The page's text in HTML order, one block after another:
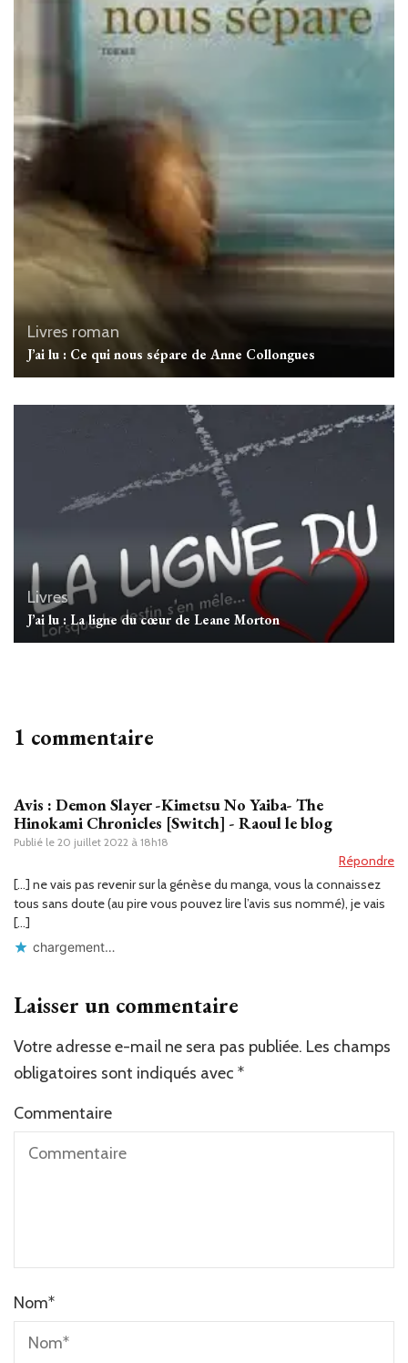
Livres roman
J’ai lu : Ce qui nous sépare de Anne Collongues
Livres
J’ai lu : La ligne du cœur de Leane Morton
1 commentaire
Avis : Demon Slayer -Kimetsu No Yaiba- The
Hinokami Chronicles [Switch] - Raoul le blog
Publié le 20 juillet 2022 à 18h18
Répondre
[…] ne vais pas revenir sur la génèse du manga, vous la connaissez
tous sans doute (au pire vous pouvez lire l’avis sus nommé), je vais
[…]
chargement…
Laisser un commentaire
Votre adresse e-mail ne sera pas publiée. Les champs
obligatoires sont indiqués avec *
Commentaire
Nom*